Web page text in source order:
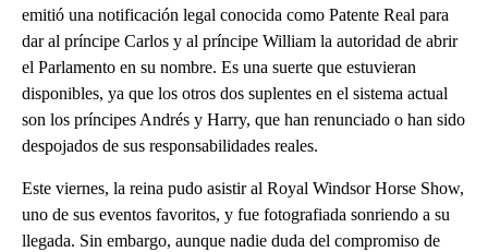
emitió una notificación legal conocida como Patente Real para
dar al príncipe Carlos y al príncipe William la autoridad de abrir
el Parlamento en su nombre. Es una suerte que estuvieran
disponibles, ya que los otros dos suplentes en el sistema actual
son los príncipes Andrés y Harry, que han renunciado o han sido
despojados de sus responsabilidades reales.
Este viernes, la reina pudo asistir al Royal Windsor Horse Show,
uno de sus eventos favoritos, y fue fotografiada sonriendo a su
llegada. Sin embargo, aunque nadie duda del compromiso de